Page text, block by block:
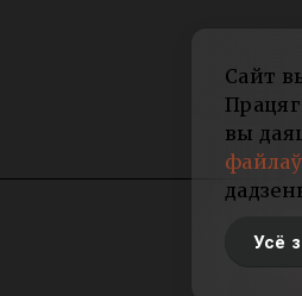
Сайт
вы
Усё